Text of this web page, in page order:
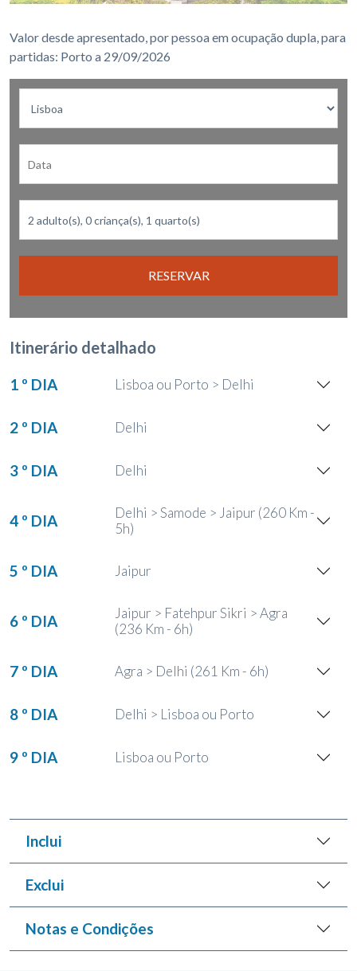
Valor desde apresentado, por pessoa em ocupação dupla, para
partidas: Porto a 29/09/2026
RESERVAR
Itinerário detalhado
1 º DIA Lisboa ou Porto > Delhi
2 º DIA Delhi
3 º DIA Delhi
4 º DIA
Delhi > Samode > Jaipur (260 Km -
5h)
5 º DIA Jaipur
6 º DIA
Jaipur > Fatehpur Sikri > Agra
(236 Km - 6h)
7 º DIA Agra > Delhi (261 Km - 6h)
8 º DIA Delhi > Lisboa ou Porto
9 º DIA Lisboa ou Porto
Inclui
Exclui
Notas e Condições